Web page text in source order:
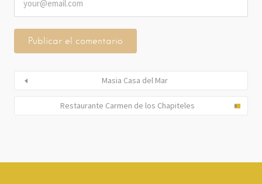
Masia Casa del Mar
Restaurante Carmen de los Chapiteles